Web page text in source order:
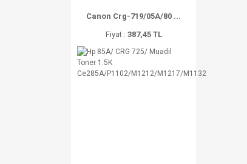
Canon Crg-719/05A/80 ...
Fiyat : 387,45 TL